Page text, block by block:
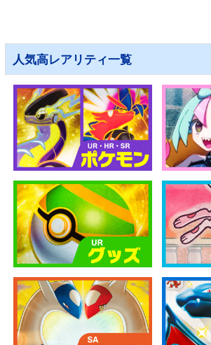
人気高レアリティ一覧